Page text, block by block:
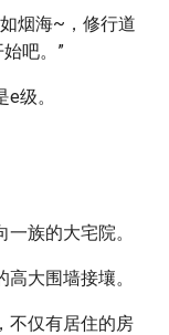
烟海~，修行道
吧。”
级。
族的大宅院。
大围墙接壤。
不仅有居住的房